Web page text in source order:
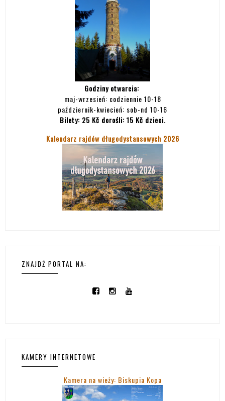
Godziny otwarcia:
maj-wrzesień: codziennie 10-18
październik-kwiecień: sob-nd 10-16
Bilety: 25 Kč dorośli: 15 Kč dzieci.
Kalendarz rajdów długodystansowych 2026
ZNAJDŹ PORTAL NA:
KAMERY INTERNETOWE
Kamera na wieży: Biskupia Kopa